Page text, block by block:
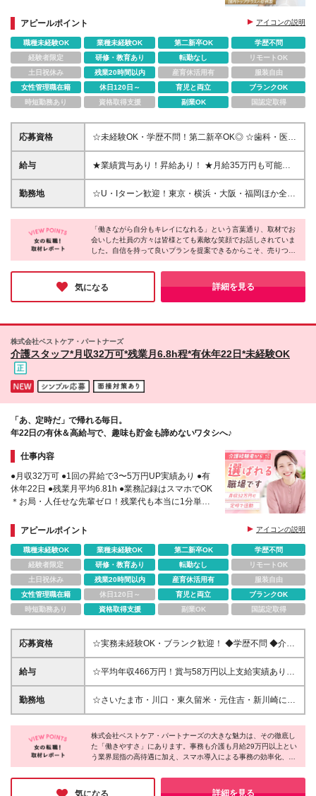
アピールポイント
アイコンの説明
職種未経験OK 業種未経験OK 第二新卒OK
学歴不問
経験者限定
研修・教育あり 転勤なし
リモートOK
土日祝休み
残業20時間以内 産育休活用有
服装自由
女性管理職在籍
休日120日～ 育児と両立
ブランクOK
時短勤務あり
資格取得支援 副業OK 国認定取得
応募資格
☆未経験OK・学歴不問！第二新卒OK◎ ☆歯科・医療
業界デビューの方も歓迎！ ☆接客や販売経験のある
方はすぐにご活躍いただけます！ ☆おだやかなメン
なPC操作ができる方 ▼こんな方にピッタリです
◇「綺麗になりたい」という想いを応援したい方 ◇
て成長したい方 ◇変化を楽しめる柔軟性がある方 ◇
販売や営業などの接客経験を活かしたい方
給与
★業績賞与あり！昇給あり！ ★月給35万円も可能！
◇渋谷・池袋・新宿・新橋：月給30万円〜＋各種手当
◇上記以外：月給27万円〜＋各種手当 ※通勤手当は
ん ※月給には固定残業代（25時間分／渋谷・池袋・
新宿・新橋：47,000円〜、その他：42,000円～）を
含みます。超過分は別途支給 ※実際の残業は月平均
勤務地
☆U・Iターン歓迎！東京・横浜・大阪・福岡ほか全国
17院で採用中！ 《渋谷》 東京都渋谷区道玄坂1-16-7
ハイウェービル 7F 《池袋》 東京都豊島区南池袋1丁
目21-5 第7野萩ビル6F 《新宿》 東京都新宿区西新宿
7-2-5 TH西新宿4F 《新橋》 東京都港区新橋2-2-5 丸
山ビル4階 《吉祥寺》 東京都武蔵野市吉祥寺本町1-8-
2 吉祥寺西ビルB1F 《八王子》 東京都八王子市横山町
14-8 黒喜ビル2F など ☆お住まい・ご希望をもとに決
定します ☆募集中の全クリニック情報は【詳細・交
をお願いする場合があります。 ※出張の際は出張手当
（1日4,500円）を支給／交通費などは全額会社負担
「働きながら自分もキレイになれる」という言葉通り、取材でお
会いした社員の方々は皆様とても素敵な笑顔でお話しされていま
した。自信を持って良いプランを提案できるからこそ、売りつけ
るようなストレスがなく、イキイキと働けるのだと感じます。患
者様だけでなく、ご自身の人生も豊かにできる同社に、ぜひ応募
してみてはいかがでしょうか？
気になる 詳細を見る
株式会社ベストケア・パートナーズ
介護スタッフ*月収32万可*残業月6.8h程*有休年22日*未経験OK
「あ、定時だ」で帰れる毎日。
年22日の有休＆高給与で、趣味も貯金も諦めないワタシへ♪
仕事内容
●月収32万可 ●1回の昇給で3〜5万円UP実績あり ●有
休年22日 ●残業月平均6.81h ●業務記録はスマホでOK
＊お局・人任せな先輩ゼロ！残業代も本当に1分単位
＊採用HPに先輩インタビューも掲載中！
アピールポイント アイコンの説明
職種未経験OK 業種未経験OK 第二新卒OK
学歴不問
経験者限定
研修・教育あり 転勤なし
リモートOK
土日祝休み
残業20時間以内 産育休活用有
服装自由
女性管理職在籍
休日120日～ 育児と両立
ブランクOK
時短勤務あり
資格取得支援 副業OK 国認定取得
応募資格
☆実務未経験OK・ブランク歓迎！ ◆学歴不問 ◆介護
職員初任者研修、介護福祉士実務者研修、介護福祉士
のいずれかの資格をお持ちの方 ▽こんな方におスス
したい方 ◎安定した環境で、自身のキャリアを長期
的に形成したい方
給与
☆平均年収466万円！賞与58万円以上支給実績あり！
☆昇給年2回！1回の昇給で3～5万円UPの実績あり！
月給29万円〜34万円（一律手当を含む）＋賞与年2回
増賃金（時間外手当・深夜割増手当）を支給します ※
夜勤の時間帯を除く残業代は別途発生分を支給します
※土曜日または日曜日を固定休として希望される場
ファーとなります。連休は相談可能ですが、土日固定
勤務地
☆さいたま市・川口・東久留米・元住吉・新川崎にて
募集中！ ◆埼玉・東京・神奈川の各施設での勤務と
なります ※ご希望やお住まいをもとに決定します ※自
転車・バイク通勤OK／車通勤も相談可 ▽本社住所 埼
玉県さいたま市南区鹿手袋4-4-1 ※(変更の範囲)上記を
除く当社関連勤務地
株式会社ベストケア・パートナーズの大きな魅力は、その徹底し
た「働きやすさ」にあります。事務も介護も月給29万円以上とい
う業界屈指の高待遇に加え、スマホ導入による事務の効率化、有
給年間22日付与など、スタッフが心身ともにゆとりを持てる環境
が整備されています。長く安定して活躍したい方に、自信を持っ
ておすすめできる企業です♪
詳細を見る